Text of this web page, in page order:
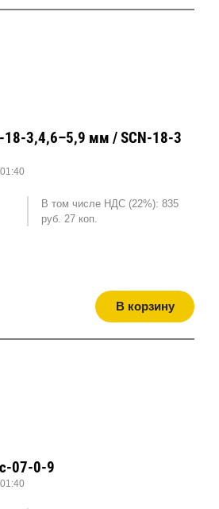
18-3,4,6–5,9 мм / SCN-18-3
В том числе НДС (22%): 835
руб. 27 коп.
В корзину
07-0-9